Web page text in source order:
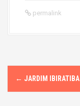
permalink
P
o
← JARDIM IBIRATIBA